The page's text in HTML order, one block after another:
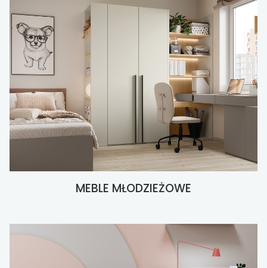
MEBLE MŁODZIEŻOWE